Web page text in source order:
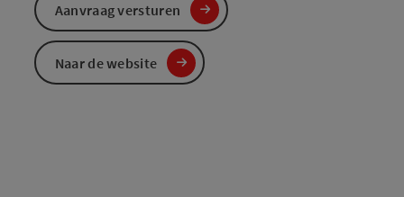
Aanvraag versturen
Naar de website